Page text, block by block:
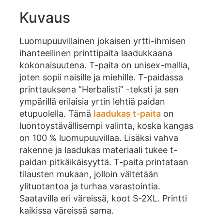
Kuvaus
Luomupuuvillainen jokaisen yrtti-ihmisen
ihanteellinen printtipaita laadukkaana
kokonaisuutena. T-paita on unisex-mallia,
joten sopii naisille ja miehille. T-paidassa
printtauksena ”Herbalisti” -teksti ja sen
ympärillä erilaisia yrtin lehtiä paidan
etupuolella. Tämä laadukas t-paita on
luontoystävällisempi valinta, koska kangas
on 100 % luomupuuvillaa. Lisäksi vahva
rakenne ja laadukas materiaali tukee t-
paidan pitkäikäisyyttä. T-paita printataan
tilausten mukaan, jolloin vältetään
ylituotantoa ja turhaa varastointia.
Saatavilla eri väreissä, koot S-2XL. Printti
kaikissa väreissä sama.